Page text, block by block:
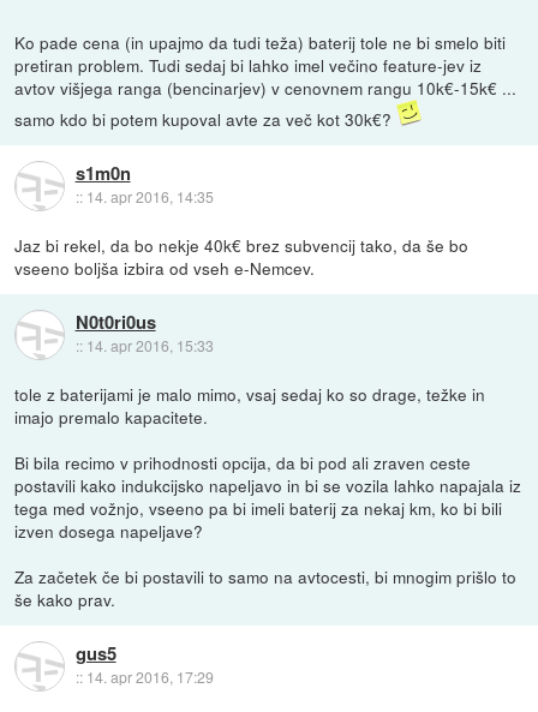
Ko pade cena (in upajmo da tudi teža) baterij tole ne bi smelo biti
pretiran problem. Tudi sedaj bi lahko imel večino feature-jev iz
avtov višjega ranga (bencinarjev) v cenovnem rangu 10k€-15k€ ...
samo kdo bi potem kupoval avte za več kot 30k€?
s1m0n
:: 14. apr 2016, 14:35
Jaz bi rekel, da bo nekje 40k€ brez subvencij tako, da še bo
vseeno boljša izbira od vseh e-Nemcev.
N0t0ri0us
:: 14. apr 2016, 15:33
tole z baterijami je malo mimo, vsaj sedaj ko so drage, težke in
imajo premalo kapacitete.
Bi bila recimo v prihodnosti opcija, da bi pod ali zraven ceste
postavili kako indukcijsko napeljavo in bi se vozila lahko napajala iz
tega med vožnjo, vseeno pa bi imeli baterij za nekaj km, ko bi bili
izven dosega napeljave?
Za začetek če bi postavili to samo na avtocesti, bi mnogim prišlo to
še kako prav.
gus5
:: 14. apr 2016, 17:29